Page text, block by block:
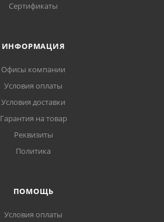
Сертификаты
ИНФОРМАЦИЯ
Офисы компании
Условия оплаты
Условия доставки
Гарантия на товар
Реквизиты
Политика
ПОМОЩЬ
Условия оплаты